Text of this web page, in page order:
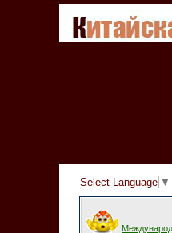
Select Language ▼